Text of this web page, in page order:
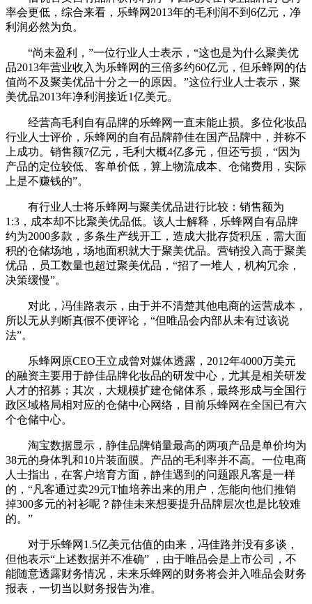
率会更低，综合来看，乐蜂网2013年的毛利润不到6亿元，净
利润必然为负。
“尚未盈利，”一位行业人士表示，“这也是为什么聚美优
品2013年营业收入为乐蜂网的三倍多约60亿元，但乐蜂网的估
值尚不及聚美优品十分之一的原因。”这位行业人士表示，聚
美优品2013年净利润接近1亿美元。
经营高毛利自有品牌的乐蜂网一直未能止损。多位化妆品
行业人士评价，乐蜂网的自有品牌静佳在国产品牌中，并称不
上成功。销售额7亿元，毛利大概4亿多元，但还亏损，“因为
产品的定位较低、客单价低，算上物流成本、仓储费用，实际
上是不赚钱的”。
有行业人士将乐蜂网与聚美优品进行比较：销售额为
1:3，成本却不比聚美优品低。该人士解释，乐蜂网自有品牌
约为2000多款，多条生产线开工，造成大批存货积压，需大面
积的仓储场地，场地面积就大于聚美优品。营销投入高于聚美
优品，员工数量也超过聚美优品，“招了一堆人，机构冗余，
决策缓慢”。
对此，冯佳路表示，由于并不清楚其他电商的运营成本，
所以无从判断真假不便评论，“但唯品会内部从未有过该说
法”。
乐蜂网原CEO王立成曾对媒体透露，2012年4000万美元
的融资主要用于静佳品牌化妆品的研发中心，尤其是相关研发
人才的招募；其次，大规模扩建仓储体系，最终形成与全国行
政区域格局相对应的仓储中心网络，目前乐蜂网在全国已有六
个仓储中心。
淘宝数据显示，静佳品牌销量最高的两项产品是单价均为
38元的身体乳和10片装面膜。产品的毛利率并不高。一位电商
人士指出，在客户培育方面，静佳遇到的问题跟凡客是一样
的，“凡客通过卖29元T恤培养出来的用户，怎能向他们推销
掉300多元的衬衫呢？静佳未来想要提升品牌层次也是比较难
的。”
对于乐蜂网1.5亿美元估值的由来，冯佳路并没有多谈，
但他表示“上述数据并不准确” ，由于唯品会是上市公司，不
能随意透露财务情况，未来乐蜂网的财务将会并入唯品会财务
报表，一切当以财务报告为准。